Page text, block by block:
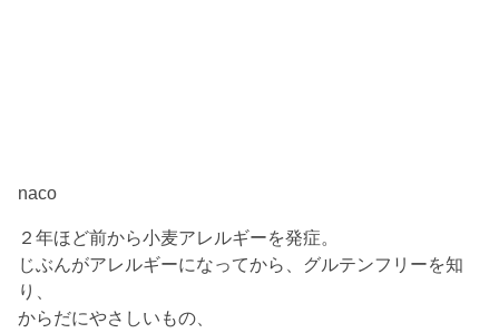
naco
２年ほど前から小麦アレルギーを発症。
じぶんがアレルギーになってから、グルテンフリーを知
り、
からだにやさしいもの、